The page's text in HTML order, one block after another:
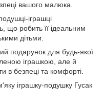
вашого малюка.
іграшці
що робить її ідеальним
дітьми.
подарунок для будь-якої
іграшкою, але й
в безпеці та комфорті.
іграшку-подушку Гусак